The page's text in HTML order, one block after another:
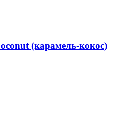
(карамель-кокос)